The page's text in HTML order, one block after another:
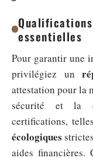
essentielles
Pour garantir une
privilégiez un
attestation pour la
sécurité et la
certifications,
écologiques
aides financières.